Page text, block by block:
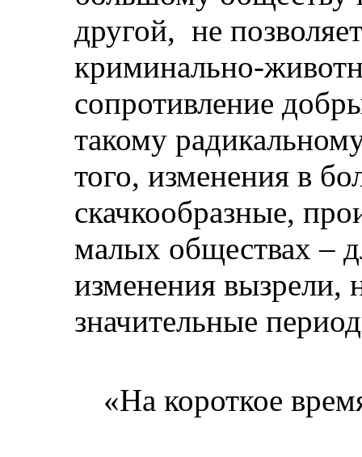
другой, не
криминально-
сопротивление
такому
того, изменения в
скачкообразные,
малых обществах –
изменения вызрели,
значительные
«На короткое